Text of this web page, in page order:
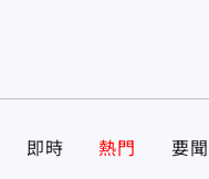
即時 熱門 要聞